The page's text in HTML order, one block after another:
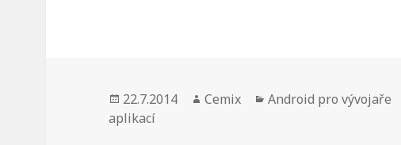
Publikováno:
22.7.2014 Autor:
Cemix Rubriky:
Android pro vývojaře
aplikací